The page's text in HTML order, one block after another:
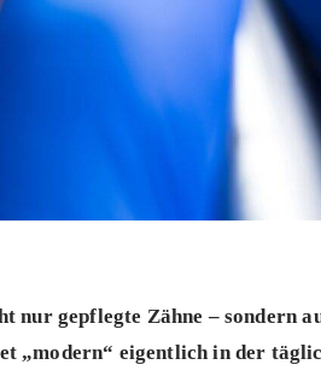
gepflegte Zähne – sondern
„modern“ eigentlich in der